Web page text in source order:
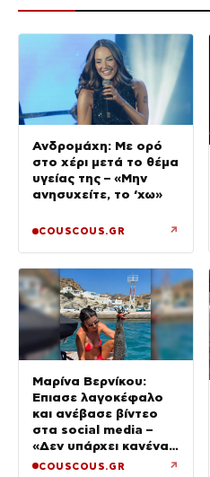
Ανδρομάχη: Με ορό
στο χέρι μετά το θέμα
υγείας της – «Μην
ανησυχείτε, το ‘χω»
COUSCOUS.GR ↗
Μαρίνα Βερνίκου:
Έπιασε λαγοκέφαλο
και ανέβασε βίντεο
στα social media –
«Δεν υπάρχει κανένας
λόγος να φοβόμαστε»
COUSCOUS.GR ↗